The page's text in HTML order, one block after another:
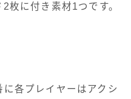
枚に付き素材1つです。
各プレイヤーはアクシ